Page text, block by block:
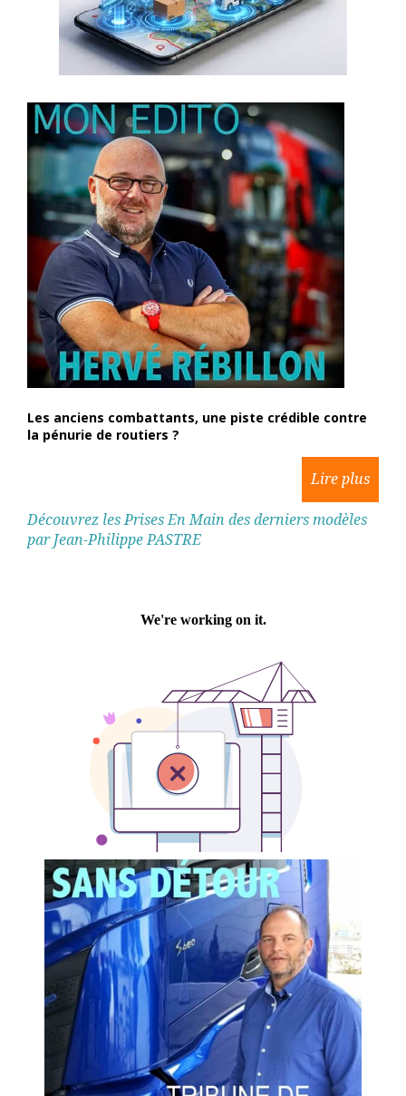
Les anciens combattants, une piste crédible contre
la pénurie de routiers ?
Découvrez les Prises En Main des derniers modèles
par Jean-Philippe PASTRE